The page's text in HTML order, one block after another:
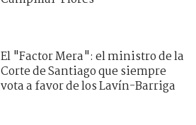
El "Factor Mera": el ministro de la
Corte de Santiago que siempre
vota a favor de los Lavín-Barriga